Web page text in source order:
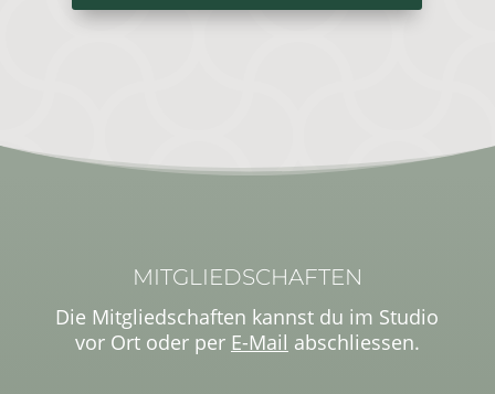
MITGLIEDSCHAFTEN
Die Mitgliedschaften kannst du im Studio
vor Ort oder per E-Mail abschliessen.